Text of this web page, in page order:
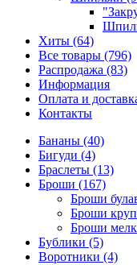
Хиты (64)
Все товары (796)
Распродажа (83)
Информация
Оплата и
Контакты
Бананы (40)
Бигуди (4)
Браслеты (13)
Броши (167)
Броши
Броши
Броши
Бублики (5)
Воротники (4)